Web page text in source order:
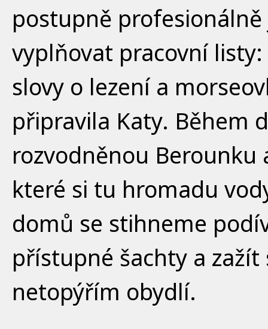
postupně
vyplňovat pracovní
slovy o lezení a
připravila Katy. Během
rozvodněnou Berounku
které si tu hromadu
domů se stihneme
přístupné šachty a
netopýřím obydlí.